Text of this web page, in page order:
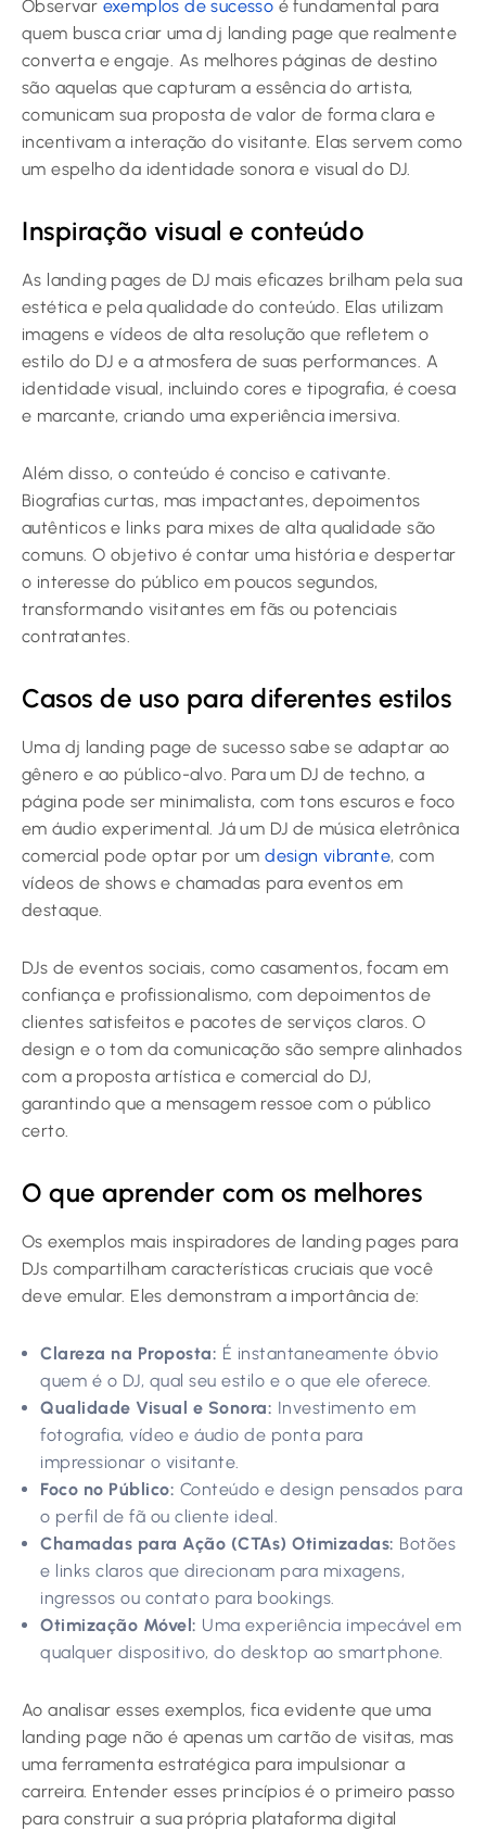
Observar exemplos de sucesso é fundamental para
quem busca criar uma dj landing page que realmente
converta e engaje. As melhores páginas de destino
são aquelas que capturam a essência do artista,
comunicam sua proposta de valor de forma clara e
incentivam a interação do visitante. Elas servem como
um espelho da identidade sonora e visual do DJ.
Inspiração visual e conteúdo
As landing pages de DJ mais eficazes brilham pela sua
estética e pela qualidade do conteúdo. Elas utilizam
imagens e vídeos de alta resolução que refletem o
estilo do DJ e a atmosfera de suas performances. A
identidade visual, incluindo cores e tipografia, é coesa
e marcante, criando uma experiência imersiva.
Além disso, o conteúdo é conciso e cativante.
Biografias curtas, mas impactantes, depoimentos
autênticos e links para mixes de alta qualidade são
comuns. O objetivo é contar uma história e despertar
o interesse do público em poucos segundos,
transformando visitantes em fãs ou potenciais
contratantes.
Casos de uso para diferentes estilos
Uma dj landing page de sucesso sabe se adaptar ao
gênero e ao público-alvo. Para um DJ de techno, a
página pode ser minimalista, com tons escuros e foco
em áudio experimental. Já um DJ de música eletrônica
comercial pode optar por umdesign vibrante, com
vídeos de shows e chamadas para eventos em
destaque.
DJs de eventos sociais, como casamentos, focam em
confiança e profissionalismo, com depoimentos de
clientes satisfeitos e pacotes de serviços claros. O
design e o tom da comunicação são sempre alinhados
com a proposta artística e comercial do DJ,
garantindo que a mensagem ressoe com o público
certo.
O que aprender com os melhores
Os exemplos mais inspiradores de landing pages para
DJs compartilham características cruciais que você
deve emular. Eles demonstram a importância de:
Clareza na Proposta: É instantaneamente óbvio
quem é o DJ, qual seu estilo e o que ele oferece.
Qualidade Visual e Sonora: Investimento em
fotografia, vídeo e áudio de ponta para
impressionar o visitante.
Foco no Público: Conteúdo e design pensados para
o perfil de fã ou cliente ideal.
Chamadas para Ação (CTAs) Otimizadas: Botões
e links claros que direcionam para mixagens,
ingressos ou contato para bookings.
Otimização Móvel: Uma experiência impecável em
qualquer dispositivo, do desktop ao smartphone.
Ao analisar esses exemplos, fica evidente que uma
landing page não é apenas um cartão de visitas, mas
uma ferramenta estratégica para impulsionar a
carreira. Entender esses princípios é o primeiro passo
para construir a sua própria plataforma digital